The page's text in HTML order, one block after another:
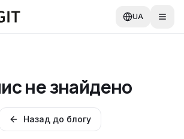
UA
не знайдено
Назад до блогу